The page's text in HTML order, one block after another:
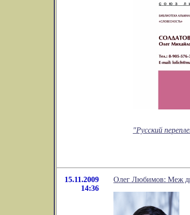
"Русский
15.11.2009
14:36
Олег Любимов: Меж